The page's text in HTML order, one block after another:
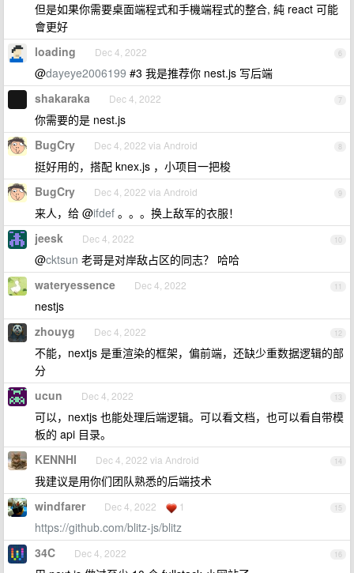
但是如果你需要桌面端程式和手機端程式的整合, 純 react 可能
會更好
6
loading Dec 4, 2022
@dayeye2006199 #3 我是推荐你 nest.js 写后端
7
shakaraka Dec 4, 2022
你需要的是 nest.js
8
BugCry Dec 4, 2022 via Android
挺好用的，搭配 knex.js ，小项目一把梭
9
BugCry Dec 4, 2022 via Android
来人，给 @ifdef 。。。换上敌军的衣服！
10
jeesk Dec 4, 2022
@cktsun 老哥是对岸敌占区的同志？ 哈哈
11
wateryessence Dec 4, 2022
nestjs
12
zhouyg Dec 4, 2022
不能，nextjs 是重渲染的框架，偏前端，还缺少重数据逻辑的部
分
13
ucun Dec 4, 2022
可以，nextjs 也能处理后端逻辑。可以看文档，也可以看自带模
板的 api 目录。
14
KENNHI Dec 4, 2022 via Android
我建议是用你们团队熟悉的后端技术
15
windfarer Dec 4, 2022 1
https://github.com/blitz-js/blitz
16
34C Dec 4, 2022